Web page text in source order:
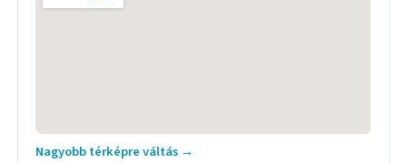
Nagyobb térképre váltás →